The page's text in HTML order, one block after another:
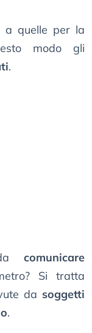
a quelle per la
modo gli
.
comunicare
Si tratta
da soggetti
.